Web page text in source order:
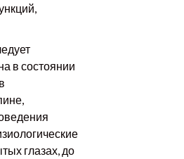
в состоянии
глазах, до